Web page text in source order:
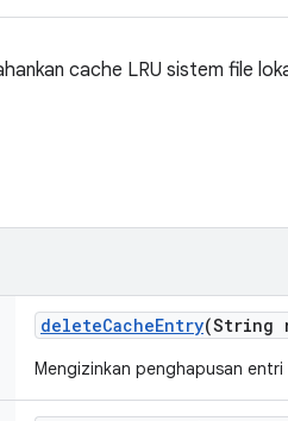
cache LRU sistem file
deleteCacheEntry(String
Mengizinkan penghapusan